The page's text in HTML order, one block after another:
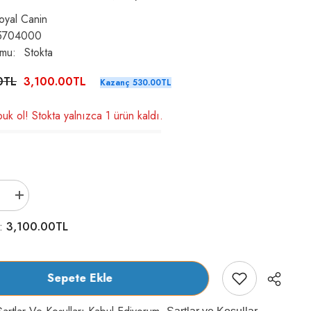
Canin
Stokta
3,100.00TL Kazanç 530.00TL
ol! Stokta yalnızca 1 ürün kaldı.
Royal
Canin
British
Shorthair
Yetişkin
Maması
3,100.00TL
Sepete Ekle